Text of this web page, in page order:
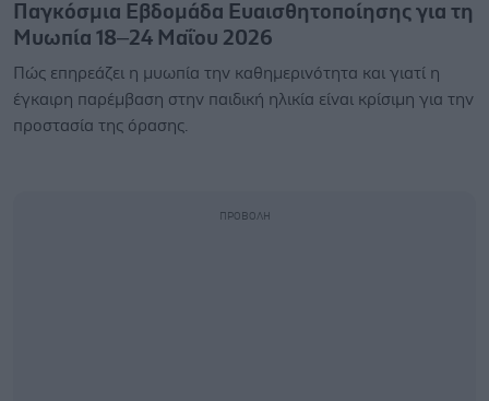
Παγκόσμια Εβδομάδα Ευαισθητοποίησης για τη
Μυωπία 18–24 Μαΐου 2026
Πώς επηρεάζει η μυωπία την καθημερινότητα και γιατί η
έγκαιρη παρέμβαση στην παιδική ηλικία είναι κρίσιμη για την
προστασία της όρασης.